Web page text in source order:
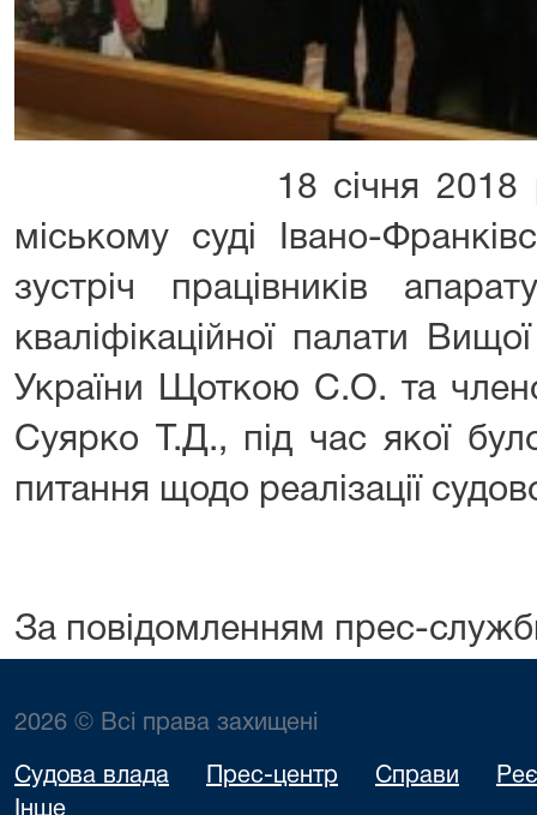
18 січня 2018 року
міському суді Івано-
зустріч працівників
кваліфікаційної палати Вищої
України Щоткою С.О. та
Суярко Т.Д., під час якої
питання щодо реалізації
За повідомленням прес-
2026 © Всі права захищені
Судова влада Прес-центр Справи
Інше